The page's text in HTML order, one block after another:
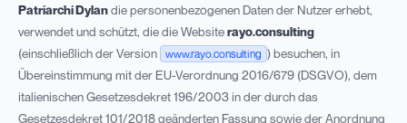
Patriarchi Dylandie personenbezogenen Daten der Nutzer erhebt,
verwendet und schützt, die die Websiterayo.consulting
(einschließlich der Version www.rayo.consulting ) besuchen, in
Übereinstimmung mit der EU-Verordnung 2016/679 (DSGVO), dem
italienischen Gesetzesdekret 196/2003 in der durch das
Gesetzesdekret 101/2018 geänderten Fassung sowie der Anordnung